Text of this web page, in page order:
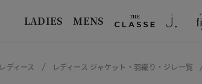
LADIES MENS
レディース レディース ジャケット・羽織り・ジレ一覧